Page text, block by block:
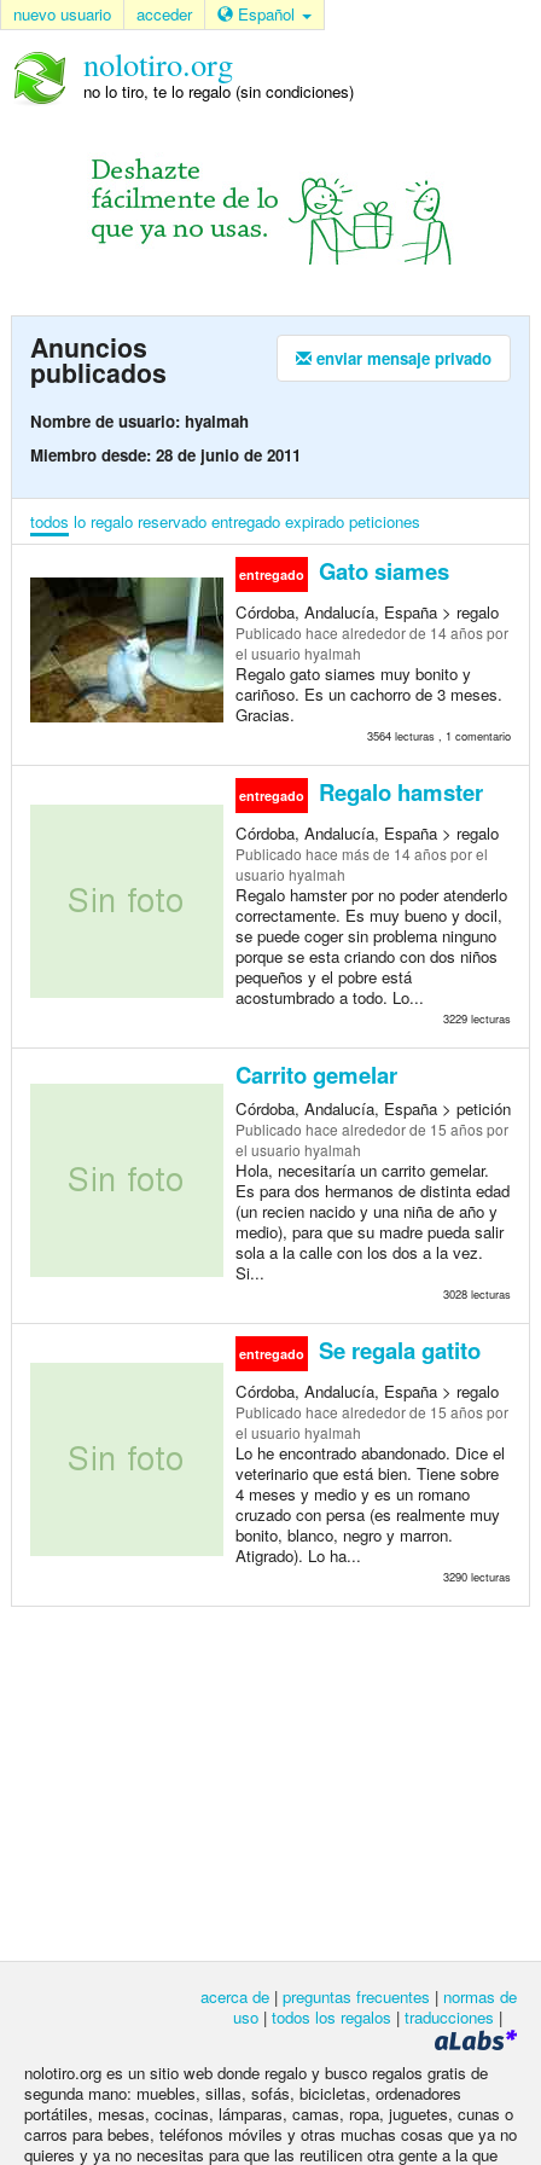
nuevo usuario acceder Español
nolotiro.org
no lo tiro, te lo regalo (sin condiciones)
enviar mensaje privado
Anuncios
publicados
Nombre de usuario: hyalmah
Miembro desde: 28 de junio de 2011
todos lo regalo reservado entregado expirado peticiones
entregado Gato siames
Córdoba, Andalucía, España > regalo
Publicado hace alrededor de 14 añospor
el usuario hyalmah
Regalo gato siames muy bonito y
cariñoso. Es un cachorro de 3 meses.
Gracias.
3564 lecturas , 1 comentario
entregado Regalo hamster
Córdoba, Andalucía, España > regalo
Publicado hace más de 14 añospor el
usuario hyalmah
Regalo hamster por no poder atenderlo
correctamente. Es muy bueno y docil,
se puede coger sin problema ninguno
porque se esta criando con dos niños
pequeños y el pobre está
acostumbrado a todo. Lo...
3229 lecturas
Carrito gemelar
Córdoba, Andalucía, España > petición
Publicado hace alrededor de 15 añospor
el usuario hyalmah
Hola, necesitaría un carrito gemelar.
Es para dos hermanos de distinta edad
(un recien nacido y una niña de año y
medio), para que su madre pueda salir
sola a la calle con los dos a la vez.
Si...
3028 lecturas
entregado Se regala gatito
Córdoba, Andalucía, España > regalo
Publicado hace alrededor de 15 añospor
el usuario hyalmah
Lo he encontrado abandonado. Dice el
veterinario que está bien. Tiene sobre
4 meses y medio y es un romano
cruzado con persa (es realmente muy
bonito, blanco, negro y marron.
Atigrado). Lo ha...
3290 lecturas
acerca de | preguntas frecuentes | normas de
uso | todos los regalos | traducciones |
nolotiro.org es un sitio web donde regalo y busco regalos gratis de
segunda mano: muebles, sillas, sofás, bicicletas, ordenadores
portátiles, mesas, cocinas, lámparas, camas, ropa, juguetes, cunas o
carros para bebes, teléfonos móviles y otras muchas cosas que ya no
quieres y ya no necesitas para que las reutilicen otra gente a la que